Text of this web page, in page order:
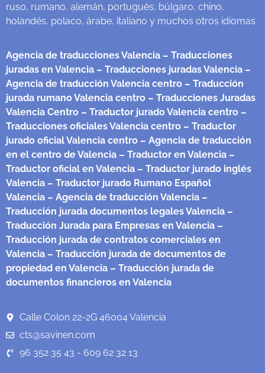
ruso, rumano, alemán, portugués, búlgaro, chino,
holandés, polaco, árabe, italiano y muchos otros idiomas
Agencia de traducciones Valencia – Traducciones
juradas en Valencia – Traducciones juradas Valencia –
Agencia de traducción Valencia centro – Traducción
jurada rumano Valencia centro – Traducciones Juradas
Valencia Centro – Traductor jurado Valencia centro –
Traducciones oficiales Valencia centro – Traductor
jurado oficial Valencia centro – Agencia de traducción
en el centro de Valencia – Traductor en Valencia –
Traductor oficial en Valencia – Traductor jurado inglés
Valencia – Traductor jurado Rumano Español
Valencia – Agencia de traducción Valencia –
Traducción jurada documentos legales Valencia –
Traducción Jurada para Empresas en Valencia –
Traducción jurada de contratos comerciales en
Valencia – Traducción jurada de documentos de
propiedad en Valencia – Traducción jurada de
documentos financieros en Valencia
Calle Colon 22-2G 46004 Valencia
cts@savinen.com
96 352 35 43 - 609 62 32 13